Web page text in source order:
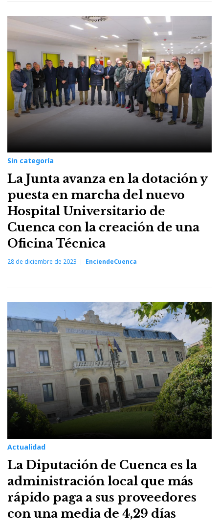
Sin categoría
La Junta avanza en la dotación y
puesta en marcha del nuevo
Hospital Universitario de
Cuenca con la creación de una
Oficina Técnica
28 de diciembre de 2023 EnciendeCuenca
Actualidad
La Diputación de Cuenca es la
administración local que más
rápido paga a sus proveedores
con una media de 4,29 días